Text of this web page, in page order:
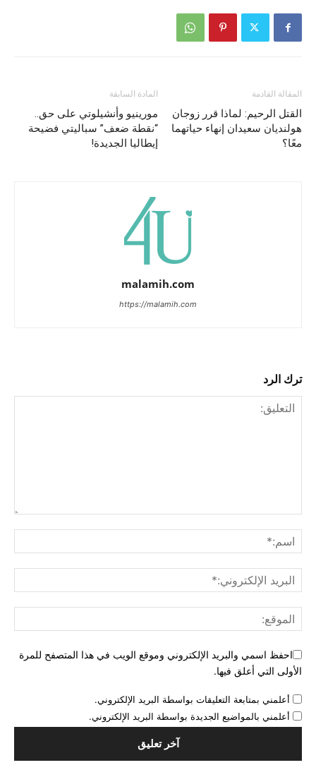
المادة السابقة
مورينيو وأنشيلوتي على حق..
“نقطة ضعف” سباليتي فضيحة
إيطاليا الجديدة!
المقالة القادمة
القتل الرحيم: لماذا قرر زوجان
هولنديان سعيدان إنهاء حياتهما
معًا؟
malamih.com
https://malamih.com
ترك الرد
احفظ اسمي والبريد الإلكتروني وموقع الويب في هذا المتصفح للمرة
الأولى التي أعلق فيها.
أعلمني بمتابعة التعليقات بواسطة البريد الإلكتروني.
أعلمني بالمواضيع الجديدة بواسطة البريد الإلكتروني.